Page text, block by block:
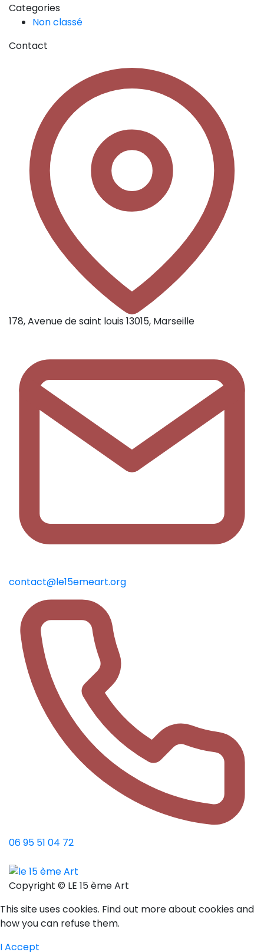
Categories
Non classé
Contact
178, Avenue de saint louis 13015, Marseille
contact@le15emeart.org
06 95 51 04 72
Copyright © LE 15 ème Art
This site uses cookies. Find out more about cookies and
how you can refuse them.
I Accept